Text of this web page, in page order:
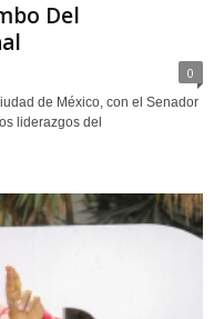
Del
0
de México, con el Senador
liderazgos del